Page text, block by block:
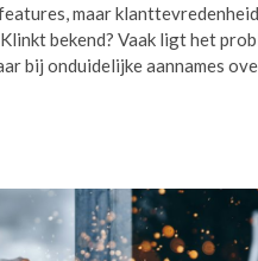
maar klanttevredenheid
bekend? Vaak ligt het
bij onduidelijke aannames